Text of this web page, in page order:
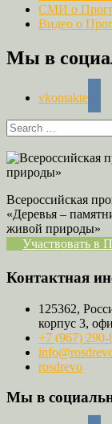
СМИ о
Видео о
Мы в
vkontakte
Всероссийская
«Деревья –
живой природы»
Участвовать в
Контактная
125362,
корпус 3,
+7 (967) 290-
rosdrevo
Мы в